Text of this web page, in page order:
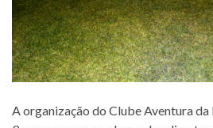
A organização do Clube Aventura